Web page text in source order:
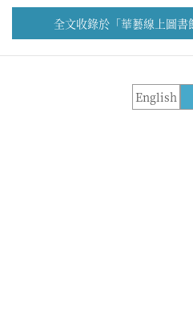
全文收錄於「華藝線上圖書
English